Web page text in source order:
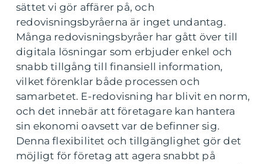
sättet vi gör affärer på, och
redovisningsbyråerna är inget undantag.
Många redovisningsbyråer har gått över till
digitala lösningar som erbjuder enkel och
snabb tillgång till finansiell information,
vilket förenklar både processen och
samarbetet. E-redovisning har blivit en norm,
och det innebär att företagare kan hantera
sin ekonomi oavsett var de befinner sig.
Denna flexibilitet och tillgänglighet gör det
möjligt för företag att agera snabbt på